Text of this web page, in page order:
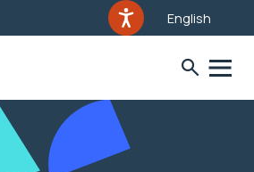
English